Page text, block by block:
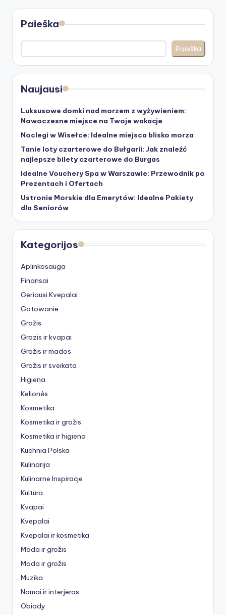
puslapiavimas
Paieška
Paieška
Naujausi
Luksusowe domki nad morzem z wyżywieniem:
Nowoczesne miejsce na Twoje wakacje
Noclegi w Wisełce: Idealne miejsca blisko morza
Tanie loty czarterowe do Bułgarii: Jak znaleźć
najlepsze bilety czarterowe do Burgas
Idealne Vouchery Spa w Warszawie: Przewodnik po
Prezentach i Ofertach
Ustronie Morskie dla Emerytów: Idealne Pakiety
dla Seniorów
Kategorijos
Aplinkosauga
Finansai
Geriausi Kvepalai
Gotowanie
Grožis
Grozis ir kvapai
Grožis ir mados
Grožis ir sveikata
Higiena
Kelionės
Kosmetika
Kosmetika ir grožis
Kosmetika ir higiena
Kuchnia Polska
Kulinarija
Kulinarne Inspiracje
Kultūra
Kvapai
Kvepalai
Kvepalai ir kosmetika
Mada ir grožis
Moda ir grožis
Muzika
Namai ir interjeras
Obiady